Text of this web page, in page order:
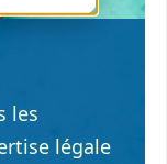
les
légale